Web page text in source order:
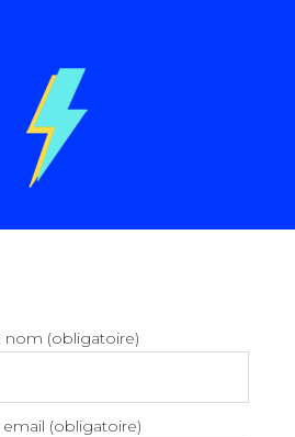
nom (obligatoire)
(obligatoire)